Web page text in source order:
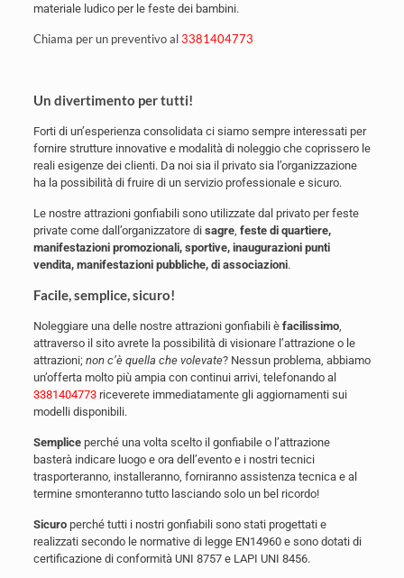
materiale ludico per le feste dei bambini.
Chiama per un preventivo al3381404773
Un divertimento per tutti!
Forti di un’esperienza consolidata ci siamo sempre interessati per
fornire strutture innovative e modalità di noleggio che coprissero le
reali esigenze dei clienti. Da noi sia il privato sia l’organizzazione
ha la possibilità di fruire di un servizio professionale e sicuro.
Le nostre attrazioni gonfiabili sono utilizzate dal privato per feste
private come dall’organizzatore di sagre, feste di quartiere,
manifestazioni promozionali, sportive, inaugurazioni punti
vendita, manifestazioni pubbliche, di associazioni.
Facile, semplice, sicuro!
Noleggiare una delle nostre attrazioni gonfiabili è facilissimo,
attraverso il sito avrete la possibilità di visionare l’attrazione o le
attrazioni; non c’è quella che volevate? Nessun problema, abbiamo
un’offerta molto più ampia con continui arrivi, telefonando al
3381404773 riceverete immediatamente gli aggiornamenti sui
modelli disponibili.
Sempliceperché una volta scelto il gonfiabile o l’attrazione
basterà indicare luogo e ora dell’evento e i nostri tecnici
trasporteranno, installeranno, forniranno assistenza tecnica e al
termine smonteranno tutto lasciando solo un bel ricordo!
Sicuroperché tutti i nostri gonfiabili sono stati progettati e
realizzati secondo le normative di legge EN14960 e sono dotati di
certificazione di conformità UNI 8757 e LAPI UNI 8456.